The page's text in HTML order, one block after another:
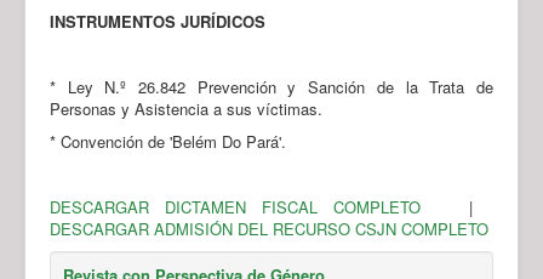
INSTRUMENTOS JURÍDICOS
* Ley N.º 26.842 Prevención y Sanción de la Trata de
Personas y Asistencia a sus víctimas.
* Convención de 'Belém Do Pará'.
DESCARGAR DICTAMEN FISCAL COMPLETO |
DESCARGAR ADMISIÓN DEL RECURSO CSJN COMPLETO
Revista con Perspectiva de Género